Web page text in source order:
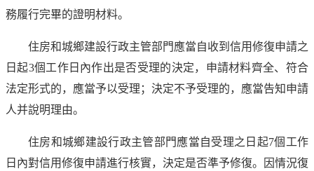
務履行完畢的證明材料。
住房和城鄉建設行政主管部門應當自收到信用修復申請之
日起3個工作日內作出是否受理的決定，申請材料齊全、符合
法定形式的，應當予以受理；決定不予受理的，應當告知申請
人并說明理由。
住房和城鄉建設行政主管部門應當自受理之日起7個工作
日內對信用修復申請進行核實，決定是否準予修復。因情況復